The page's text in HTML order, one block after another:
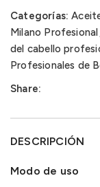
Categorías:
Milano Profesional
del cabello
Profesionales de
Share:
DESCRIPCIÓN
Modo de uso